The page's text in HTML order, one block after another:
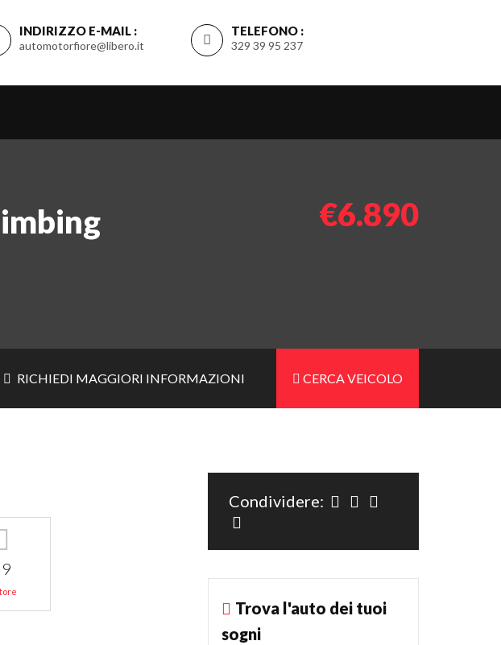
INDIRIZZO E-MAIL :
automotorfiore@libero.it
TELEFONO :
329 39 95 237
€6.890
CERCA VEICOLO
RICHIEDI MAGGIORI INFORMAZIONI
Condividere:
Trova l'auto dei tuoi
sogni